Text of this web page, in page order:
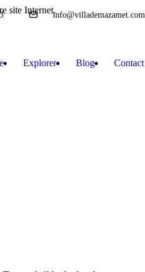
site Internet.info@villademazamet.com
Explorer Blog Contact